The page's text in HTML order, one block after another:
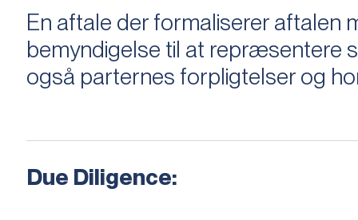
En aftale der formaliserer
bemyndigelse til at repræsentere
også parternes forpligtelser og
Due Diligence: